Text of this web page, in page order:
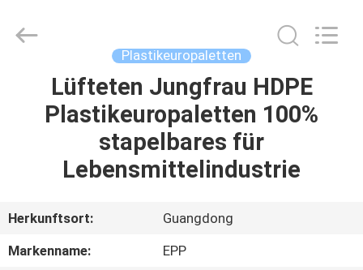
HAUSE
PRODUKTE
ÜBER
UNS
Plastikeuropaletten
Lüfteten Jungfrau HDPE
Plastikeuropaletten 100%
stapelbares für
Lebensmittelindustrie
Herkunftsort:
Guangdong
Markenname:
EPP